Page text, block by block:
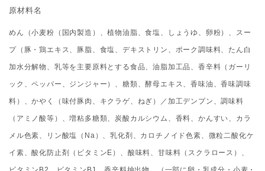
原材料名
めん（小麦粉（国内製造）、植物油脂、食塩、しょうゆ、卵粉）、スー
プ（豚・鶏エキス、豚脂、食塩、デキストリン、ポーク調味料、たん白
加水分解物、乳等を主要原料とする食品、油脂加工品、香辛料（ガーリ
ック、ペッパー、ジンジャー）、糖類、酵母エキス、香味油、香味調味
料）、かやく（味付豚肉、キクラゲ、ねぎ）／加工デンプン、調味料
（アミノ酸等）、増粘多糖類、炭酸カルシウム、香料、かんすい、カラ
メル色素、リン酸塩（Na）、乳化剤、カロチノイド色素、微粒二酸化ケ
イ素、酸化防止剤（ビタミンE）、酸味料、甘味料（スクラロース）、